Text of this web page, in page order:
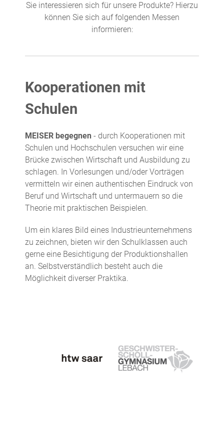
Sie interessieren sich für unsere Produkte? Hierzu
können Sie sich auf folgenden Messen
informieren:
Kooperationen mit
Schulen
MEISER begegnen - durch Kooperationen mit
Schulen und Hochschulen versuchen wir eine
Brücke zwischen Wirtschaft und Ausbildung zu
schlagen. In Vorlesungen und/oder Vorträgen
vermitteln wir einen authentischen Eindruck von
Beruf und Wirtschaft und untermauern so die
Theorie mit praktischen Beispielen.
Um ein klares Bild eines Industrieunternehmens
zu zeichnen, bieten wir den Schulklassen auch
gerne eine Besichtigung der Produktionshallen
an. Selbstverständlich besteht auch die
Möglichkeit diverser Praktika.